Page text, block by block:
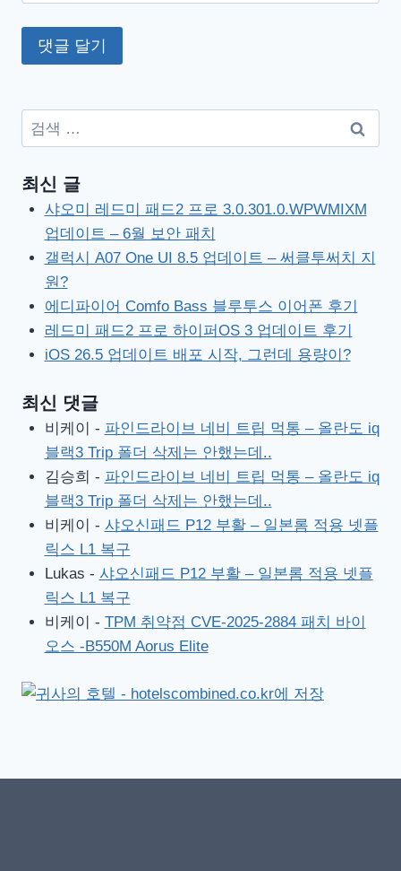
검
색:
최신 글
샤오미 레드미 패드2 프로 3.0.301.0.WPWMIXM
업데이트 – 6월 보안 패치
갤럭시 A07 One UI 8.5 업데이트 – 써클투써치 지
원?
에디파이어 Comfo Bass 블루투스 이어폰 후기
레드미 패드2 프로 하이퍼OS 3 업데이트 후기
iOS 26.5 업데이트 배포 시작, 그런데 용량이?
최신 댓글
비케이 - 파인드라이브 네비 트립 먹통 – 올란도 iq
블랙3 Trip 폴더 삭제는 안했는데..
김승희 - 파인드라이브 네비 트립 먹통 – 올란도 iq
블랙3 Trip 폴더 삭제는 안했는데..
비케이
- 샤오신패드 P12 부활 – 일본롬 적용 넷플
릭스 L1 복구
Lukas - 샤오신패드 P12 부활 – 일본롬 적용 넷플
릭스 L1 복구
비케이
- TPM 취약점 CVE-2025-2884 패치 바이
오스 -B550M Aorus Elite